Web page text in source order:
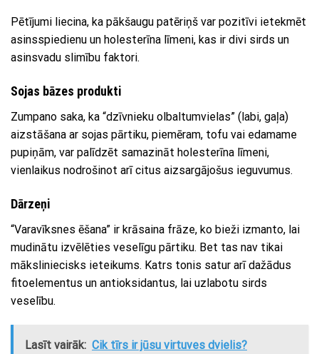
Pētījumi liecina, ka pākšaugu patēriņš var pozitīvi ietekmēt
asinsspiedienu un holesterīna līmeni, kas ir divi sirds un
asinsvadu slimību faktori.
Sojas bāzes produkti
Zumpano saka, ka “dzīvnieku olbaltumvielas” (labi, gaļa) ​​
aizstāšana ar sojas pārtiku, piemēram, tofu vai edamame
pupiņām, var palīdzēt samazināt holesterīna līmeni,
vienlaikus nodrošinot arī citus aizsargājošus ieguvumus.
Dārzeņi
“Varavīksnes ēšana” ir krāsaina frāze, ko bieži izmanto, lai
mudinātu izvēlēties veselīgu pārtiku. Bet tas nav tikai
māksliniecisks ieteikums. Katrs tonis satur arī dažādus
fitoelementus un antioksidantus, lai uzlabotu sirds
veselību.
Lasīt vairāk: Cik tīrs ir jūsu virtuves dvielis?